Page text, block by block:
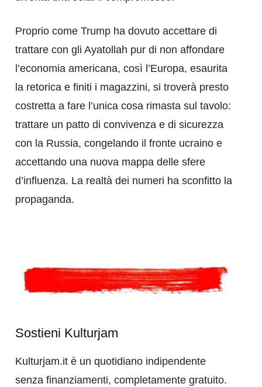
​Proprio come Trump ha dovuto accettare di
trattare con gli Ayatollah pur di non affondare
l’economia americana, così l’Europa, esaurita
la retorica e finiti i magazzini, si troverà presto
costretta a fare l’unica cosa rimasta sul tavolo:
trattare un patto di convivenza e di sicurezza
con la Russia, congelando il fronte ucraino e
accettando una nuova mappa delle sfere
d’influenza. La realtà dei numeri ha sconfitto la
propaganda.
Sostieni Kulturjam
Kulturjam.it è un quotidiano indipendente
senza finanziamenti, completamente gratuito.